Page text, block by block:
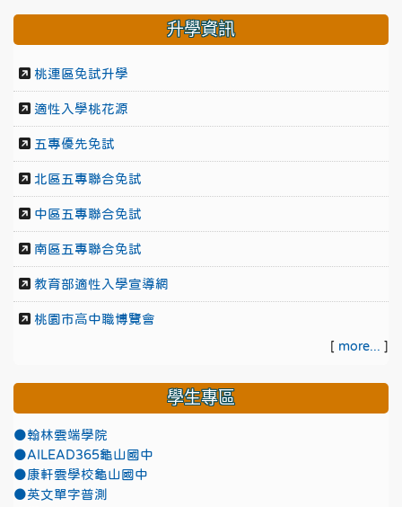
升學資訊
桃連區免試升學
適性入學桃花源
五專優先免試
北區五專聯合免試
中區五專聯合免試
南區五專聯合免試
教育部適性入學宣導網
桃園市高中職博覽會
[ more... ]
學生專區
●翰林雲端學院
●AILEAD365龜山國中
●康軒雲學校龜山國中
●英文單字普測